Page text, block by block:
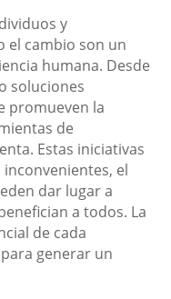
y
el cambio son un
humana. Desde
soluciones
promueven la
de
Estas iniciativas
el
dar lugar a
a todos. La
de cada
generar un